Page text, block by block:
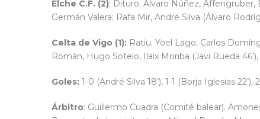
Elche C.F. (2): Dituro; Álvaro Núñez, Affengruber,
Germán Valera; Rafa Mir, André Silva (Álvaro
Celta de Vigo (1): Ratiu; Yoel Lago, Carlos
Román, Hugo Sotelo, Ilaix Moriba (Javi Rueda
Goles: 1-0 (André Silva 18’), 1-1 (Borja Iglesias 22’),
Árbitro: Guillermo Cuadra (Comité balear).